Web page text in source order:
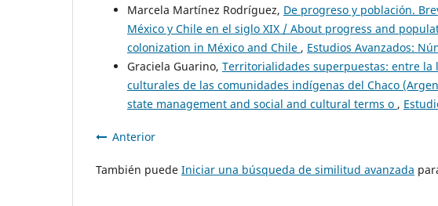
Marcela Martínez Rodríguez, De progreso y población.
México y Chile en el siglo XIX / About progress and
colonization in México and Chile , Estudios Avanzados:
Graciela Guarino, Territorialidades superpuestas: entre la
culturales de las comunidades indígenas del Chaco
state management and social and cultural terms o ,
Anterior
También puede Iniciar una búsqueda de similitud avanzada